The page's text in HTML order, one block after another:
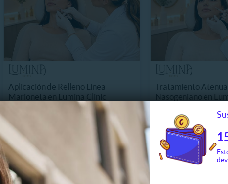
Aplicación de Relleno Línea
Marioneta en Lumina Clinic
18%
Tratamiento
Nasogeniano en
18%
$238.990
$290.000